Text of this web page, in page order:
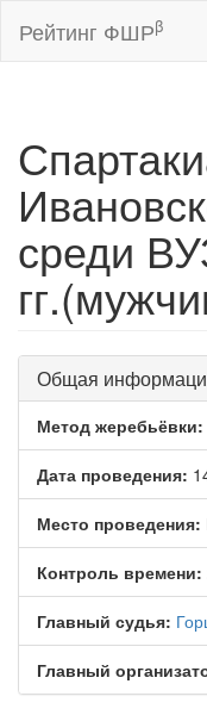
Рейтинг ФШРβ
среди
Общая
Метод жеребьёвки:
Дата проведения:
Место проведения:
Контроль времени:
Главный судья:
Главный